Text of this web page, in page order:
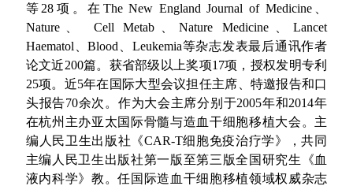
等28项。在The New England Journal of Medicine、
Nature、 Cell Metab、Nature Medicine、Lancet
Haematol、Blood、Leukemia等杂志发表最后通讯作者
论文近200篇。获省部级以上奖项17项，授权发明专利
25项。近5年在国际大型会议担任主席、特邀报告和口
头报告70余次。作为大会主席分别于2005年和2014年
在杭州主办亚太国际骨髓与造血干细胞移植大会。主
编人民卫生出版社《CAR-T细胞免疫治疗学》，共同
主编人民卫生出版社第一版至第三版全国研究生《血
液内科学》教。任国际造血干细胞移植领域权威杂志